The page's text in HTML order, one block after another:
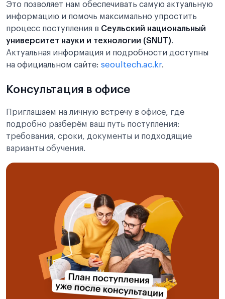
Это позволяет нам обеспечивать самую актуальную
информацию и помочь максимально упростить
процесс поступления в Сеульский национальный
университет науки и технологии (SNUT).
Актуальная информация и подробности доступны
на официальном сайте: seoultech.ac.kr.
Консультация в офисе
Приглашаем на личную встречу в офисе, где
подробно разберём ваш путь поступления:
требования, сроки, документы и подходящие
варианты обучения.